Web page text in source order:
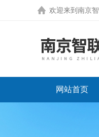
欢迎来到 南京
网站首页